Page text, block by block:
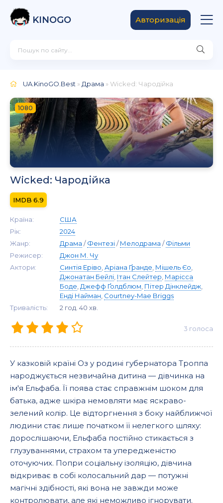
KINOGO Авторизація
UA.KinoGO.Best » Драма » Wicked: Чародійка
1080
Wicked: Чародійка
6.9
Країна:
США
Рік:
2024
Жанр:
Драма /Фентезі/Мелодрама /Фільми
Режисер:
Джон М. Чу
Актори:
Синтія Еріво Аріана Ґранде Мішель Єо
Джонатан Бейлі Ітан Слейтер Марісса
Боде Джефф Ґолдблюм Пітер Дінклейдж
Енді Найман Courtney-Mae Briggs
Тривалість:
2 год. 40 хв.
3 голоса
У казковій країні Оз у родині губернатора Троппа
народжується незвичайна дитина — дівчинка на
ім'я Ельфаба. Її поява стає справжнім шоком для
батька, адже шкіра немовляти має яскраво-
зелений колір. Це відторгнення з боку найближчої
людини стає лише початком її нелегкого шляху:
дорослішаючи, Ельфаба постійно стикається з
глузуваннями, страхом та упередженістю
оточуючих. Попри соціальну ізоляцію, дівчина
відкриває в собі колосальний дар — потужні
магічні здібності, які вона не завжди може
контролювати, але які неможливо ігнорувати.